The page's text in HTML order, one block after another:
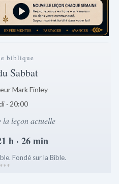
biblique
Sabbat
Mark Finley
· 20:00
la leçon actuelle
h · 26 min
Fondé sur la Bible.
***